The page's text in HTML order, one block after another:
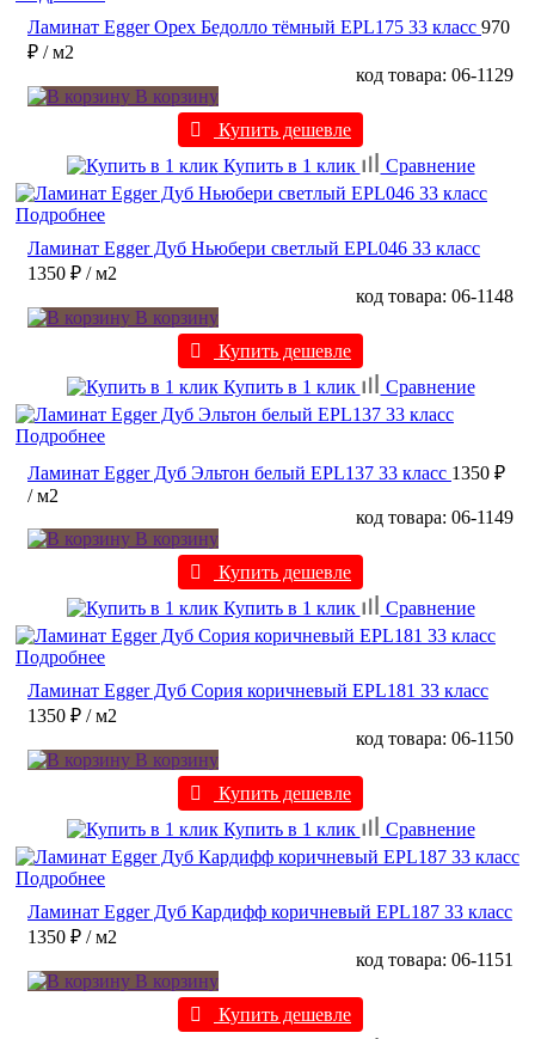
Ламинат Egger Орех Бедолло тёмный EPL175 33 класс 970
₽ / м2
код товара: 06-1129
В корзину
Купить дешевле
Купить в 1 клик
Сравнение
Подробнее
Ламинат Egger Дуб Ньюбери светлый EPL046 33 класс
1350 ₽ / м2
код товара: 06-1148
В корзину
Купить дешевле
Купить в 1 клик
Сравнение
Подробнее
Ламинат Egger Дуб Эльтон белый EPL137 33 класс 1350 ₽
/ м2
код товара: 06-1149
В корзину
Купить дешевле
Купить в 1 клик
Сравнение
Подробнее
Ламинат Egger Дуб Сория коричневый EPL181 33 класс
1350 ₽ / м2
код товара: 06-1150
В корзину
Купить дешевле
Купить в 1 клик
Сравнение
Подробнее
Ламинат Egger Дуб Кардифф коричневый EPL187 33 класс
1350 ₽ / м2
код товара: 06-1151
В корзину
Купить дешевле